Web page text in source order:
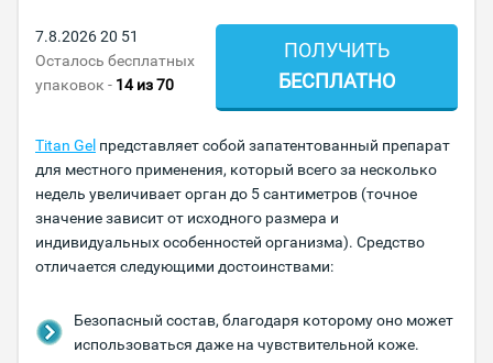
7.8.202620:51
Осталось бесплатных
упаковок - 14из 70
ПОЛУЧИТЬ
БЕСПЛАТНО
Titan Gel представляет собой запатентованный препарат
для местного применения, который всего за несколько
недель увеличивает орган до 5 сантиметров (точное
значение зависит от исходного размера и
индивидуальных особенностей организма). Средство
отличается следующими достоинствами:
Безопасный состав, благодаря которому оно может
использоваться даже на чувствительной коже.